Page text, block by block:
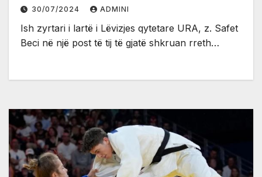
30/07/2024 ADMINI
Ish zyrtari i lartë i Lëvizjes qytetare URA, z. Safet
Beci në një post të tij të gjatë shkruan rreth…